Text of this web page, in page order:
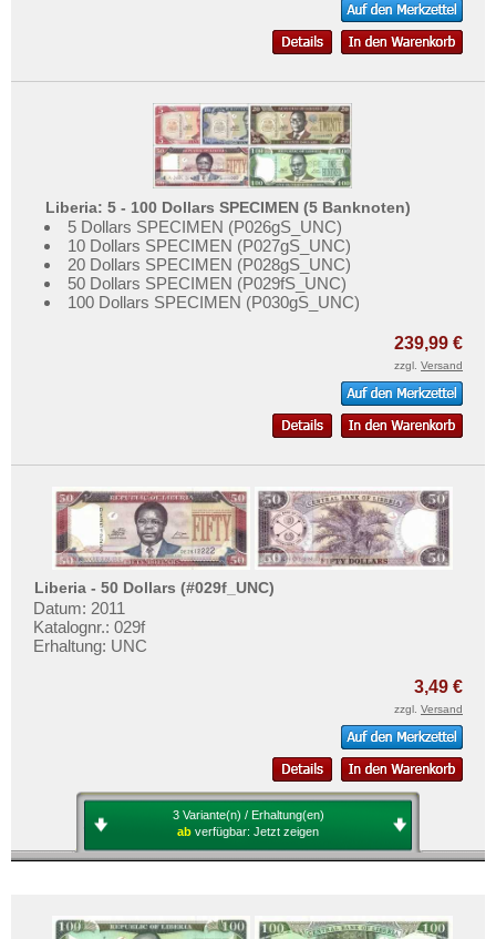
Liberia: 5 - 100 Dollars SPECIMEN (5 Banknoten)
5 Dollars SPECIMEN (P026gS_UNC)
10 Dollars SPECIMEN (P027gS_UNC)
20 Dollars SPECIMEN (P028gS_UNC)
50 Dollars SPECIMEN (P029fS_UNC)
100 Dollars SPECIMEN (P030gS_UNC)
239,99 €
zzgl. Versand
Liberia - 50 Dollars (#029f_UNC)
Datum: 2011
Katalognr.: 029f
Erhaltung: UNC
3,49 €
zzgl. Versand
3 Variante(n) / Erhaltung(en)
ab verfügbar: Jetzt zeigen